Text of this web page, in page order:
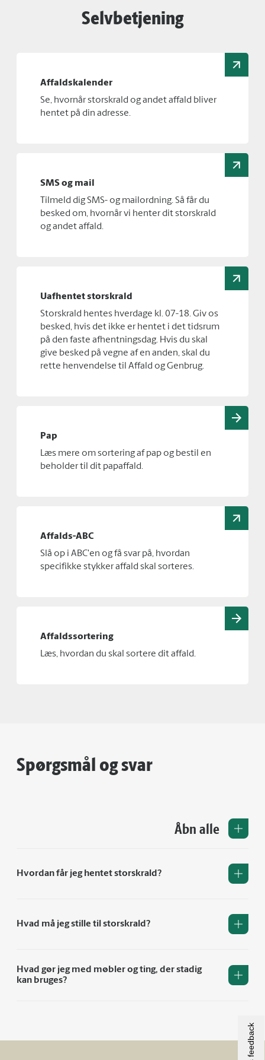
Selvbetjening
Affaldskalender
Se, hvornår storskrald og andet affald bliver
hentet på din adresse.
SMS og mail
Tilmeld dig SMS- og mailordning. Så får du
besked om, hvornår vi henter dit storskrald
og andet affald.
Uafhentet storskrald
Storskrald hentes hverdage kl. 07-18. Giv os
besked, hvis det ikke er hentet i det tidsrum
på den faste afhentningsdag. Hvis du skal
give besked på vegne af en anden, skal du
rette henvendelse til Affald og Genbrug.
Pap
Læs mere om sortering af pap og bestil en
beholder til dit papaffald.
Affalds-ABC
Slå op i ABC'en og få svar på, hvordan
specifikke stykker affald skal sorteres.
Affaldssortering
Læs, hvordan du skal sortere dit affald.
Spørgsmål og svar
Åbn alle
Hvordan får jeg hentet storskrald?
Hvad må jeg stille til storskrald?
Hvad gør jeg med møbler og ting, der stadig
kan bruges?